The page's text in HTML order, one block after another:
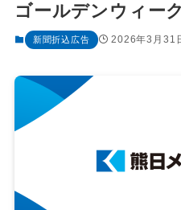
ゴールデンウィー
新聞折込広告 2026年3月31